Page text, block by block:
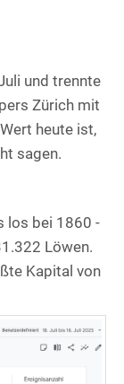
und trennte
Zürich mit
heute ist,
sagen.
los bei 1860 -
Löwen.
Kapital von